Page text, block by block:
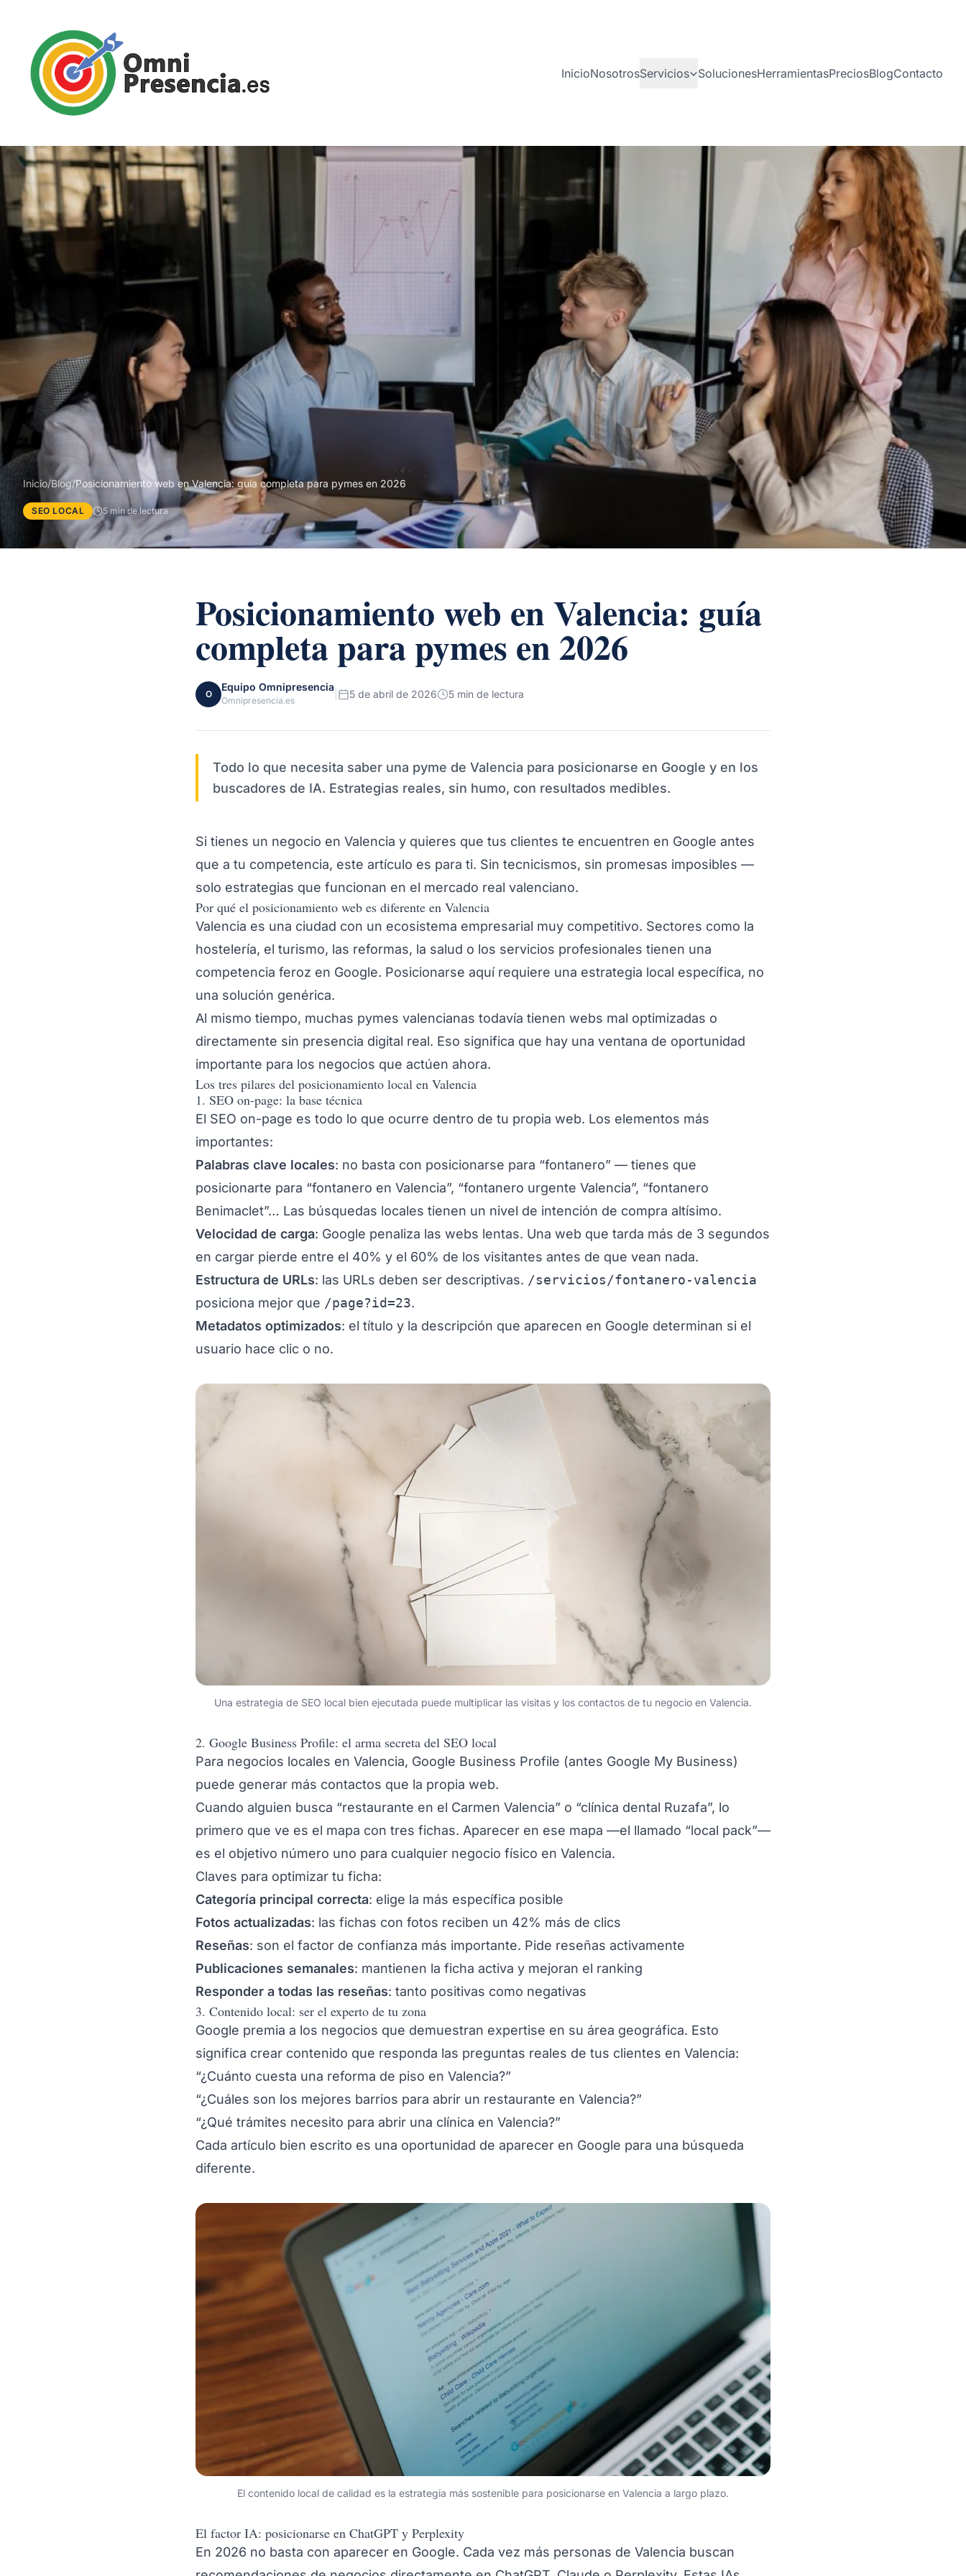
InicioNosotrosServicios SolucionesHerramientasPreciosBlogContacto
Inicio/Blog/Posicionamiento web en Valencia: guía completa para pymes en 2026
SEO LOCAL 5 min de lectura
Posicionamiento web en Valencia: guía
completa para pymes en 2026
O
Equipo Omnipresencia
Omnipresencia.es
5 de abril de 2026 5 min de lectura
Todo lo que necesita saber una pyme de Valencia para posicionarse en Google y en los
buscadores de IA. Estrategias reales, sin humo, con resultados medibles.
Si tienes un negocio en Valencia y quieres que tus clientes te encuentren en Google antes
que a tu competencia, este artículo es para ti. Sin tecnicismos, sin promesas imposibles —
solo estrategias que funcionan en el mercado real valenciano.
Por qué el posicionamiento web es diferente en Valencia
Valencia es una ciudad con un ecosistema empresarial muy competitivo. Sectores como la
hostelería, el turismo, las reformas, la salud o los servicios profesionales tienen una
competencia feroz en Google. Posicionarse aquí requiere una estrategia local específica, no
una solución genérica.
Al mismo tiempo, muchas pymes valencianas todavía tienen webs mal optimizadas o
directamente sin presencia digital real. Eso significa que hay una ventana de oportunidad
importante para los negocios que actúen ahora.
Los tres pilares del posicionamiento local en Valencia
1. SEO on-page: la base técnica
El SEO on-page es todo lo que ocurre dentro de tu propia web. Los elementos más
importantes:
Palabras clave locales: no basta con posicionarse para “fontanero” — tienes que
posicionarte para “fontanero en Valencia”, “fontanero urgente Valencia”, “fontanero
Benimaclet”… Las búsquedas locales tienen un nivel de intención de compra altísimo.
Velocidad de carga: Google penaliza las webs lentas. Una web que tarda más de 3 segundos
en cargar pierde entre el 40% y el 60% de los visitantes antes de que vean nada.
Estructura de URLs: las URLs deben ser descriptivas. /servicios/fontanero-valencia
posiciona mejor que /page?id=23.
Metadatos optimizados: el título y la descripción que aparecen en Google determinan si el
usuario hace clic o no.
Una estrategia de SEO local bien ejecutada puede multiplicar las visitas y los contactos de tu negocio en Valencia.
2. Google Business Profile: el arma secreta del SEO local
Para negocios locales en Valencia, Google Business Profile (antes Google My Business)
puede generar más contactos que la propia web.
Cuando alguien busca “restaurante en el Carmen Valencia” o “clínica dental Ruzafa”, lo
primero que ve es el mapa con tres fichas. Aparecer en ese mapa —el llamado “local pack”—
es el objetivo número uno para cualquier negocio físico en Valencia.
Claves para optimizar tu ficha:
Categoría principal correcta: elige la más específica posible
Fotos actualizadas: las fichas con fotos reciben un 42% más de clics
Reseñas: son el factor de confianza más importante. Pide reseñas activamente
Publicaciones semanales: mantienen la ficha activa y mejoran el ranking
Responder a todas las reseñas: tanto positivas como negativas
3. Contenido local: ser el experto de tu zona
Google premia a los negocios que demuestran expertise en su área geográfica. Esto
significa crear contenido que responda las preguntas reales de tus clientes en Valencia:
“¿Cuánto cuesta una reforma de piso en Valencia?”
“¿Cuáles son los mejores barrios para abrir un restaurante en Valencia?”
“¿Qué trámites necesito para abrir una clínica en Valencia?”
Cada artículo bien escrito es una oportunidad de aparecer en Google para una búsqueda
diferente.
El contenido local de calidad es la estrategia más sostenible para posicionarse en Valencia a largo plazo.
El factor IA: posicionarse en ChatGPT y Perplexity
En 2026 no basta con aparecer en Google. Cada vez más personas de Valencia buscan